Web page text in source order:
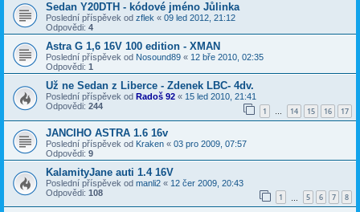
Sedan Y20DTH - kódové jméno Jůlinka
Poslední příspěvek od zflek « 09 led 2012, 21:12
Odpovědi: 4
Astra G 1,6 16V 100 edition - XMAN
Poslední příspěvek od Nosound89 « 12 bře 2010, 02:35
Odpovědi: 1
Už ne Sedan z Liberce - Zdenek LBC- 4dv.
Poslední příspěvek od Radoš 92 « 15 led 2010, 21:41
Odpovědi: 244 1 … 14 15 16 17
JANCIHO ASTRA 1.6 16v
Poslední příspěvek od Kraken « 03 pro 2009, 07:57
Odpovědi: 9
KalamityJane auti 1.4 16V
Poslední příspěvek od manli2 « 12 čer 2009, 20:43
Odpovědi: 108 1 5 6 7 8